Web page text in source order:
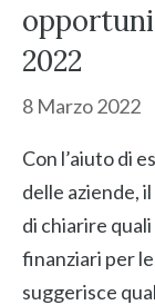
2022
8 Marzo 2022
Con l’aiuto di
delle aziende,
di chiarire
finanziari per
suggerisce